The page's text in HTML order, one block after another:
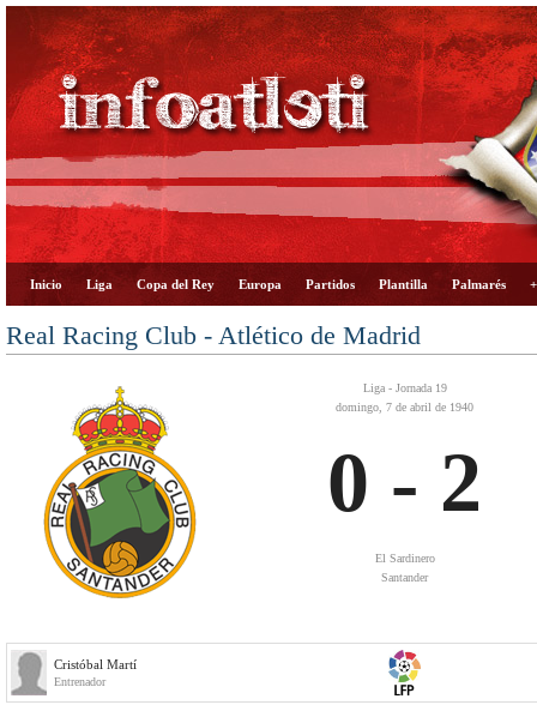
Inicio Liga Copa del Rey Europa Partidos Plantilla Palmarés
Real Racing Club - Atlético de Madrid
Liga - Jornada 19
domingo, 7 de abril de 1940
0 - 2
El Sardinero
Santander
Cristóbal Martí
Entrenador